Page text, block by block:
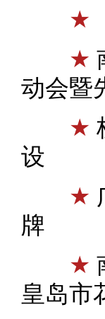
★
★
动会暨
★
设
★
牌
★
皇岛市